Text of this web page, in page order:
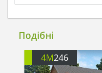
Подібні
4M246